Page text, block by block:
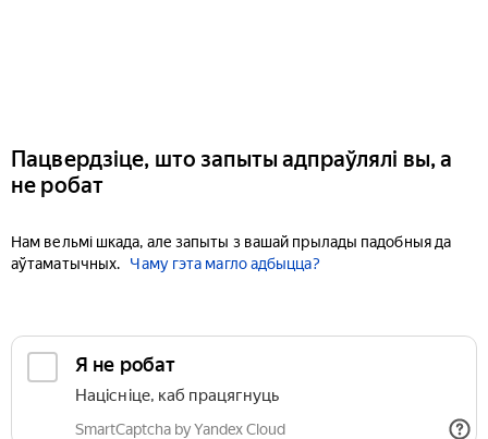
Пацвердзіце, што запыты адпраўлялі вы, а
не робат
Нам вельмі шкада, але запыты з вашай прылады падобныя да
аўтаматычных.
Чаму гэта магло адбыцца?
Я не робат
Націсніце, каб працягнуць
SmartCaptcha by Yandex Cloud